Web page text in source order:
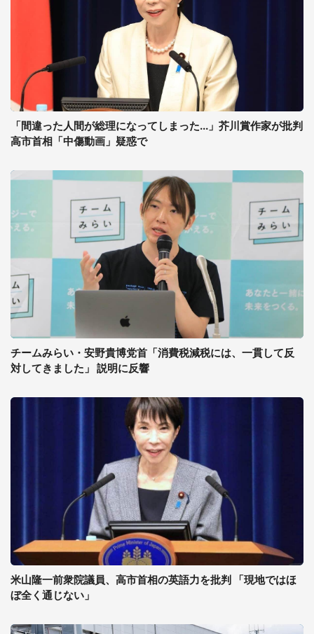
「間違った人間が総理になってしまった...」芥川賞作家が批判
高市首相「中傷動画」疑惑で
チームみらい・安野貴博党首「消費税減税には、一貫して反
対してきました」 説明に反響
米山隆一前衆院議員、高市首相の英語力を批判 「現地ではほ
ぼ全く通じない」